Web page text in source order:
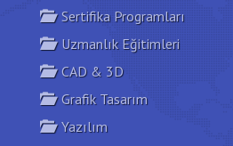
Sertifika Programları
Uzmanlık Eğitimleri
CAD & 3D
Grafik Tasarım
Yazılım